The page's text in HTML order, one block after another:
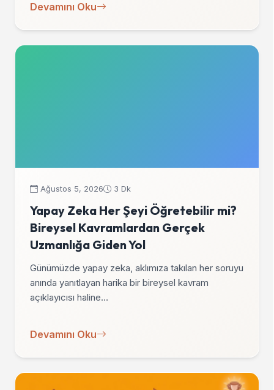
Devamını Oku
Ağustos 5, 2026 3 Dk
Yapay Zeka Her Şeyi Öğretebilir mi?
Bireysel Kavramlardan Gerçek
Uzmanlığa Giden Yol
Günümüzde yapay zeka, aklımıza takılan her soruyu
anında yanıtlayan harika bir bireysel kavram
açıklayıcısı haline…
Devamını Oku